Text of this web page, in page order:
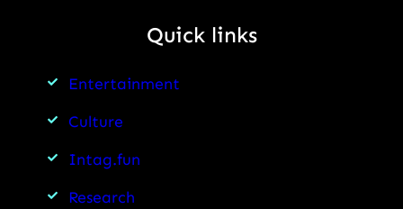
Quick links
Entertainment
Culture
Intag.fun
Research